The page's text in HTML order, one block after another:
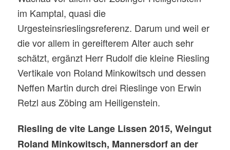
im Kamptal, quasi die
Urgesteinsrieslingsreferenz. Darum und weil er
die vor allem in gereifterem Alter auch sehr
schätzt, ergänzt Herr Rudolf die kleine Riesling
Vertikale von Roland Minkowitsch und dessen
Neffen Martin durch drei Rieslinge von Erwin
Retzl aus Zöbing am Heiligenstein.
Riesling de vite Lange Lissen 2015, Weingut
Roland Minkowitsch, Mannersdorf an der